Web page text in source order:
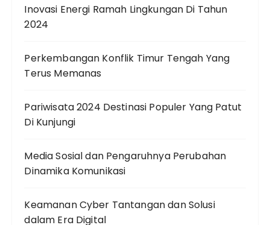
Inovasi Energi Ramah Lingkungan Di Tahun
2024
Perkembangan Konflik Timur Tengah Yang
Terus Memanas
Pariwisata 2024 Destinasi Populer Yang Patut
Di Kunjungi
Media Sosial dan Pengaruhnya Perubahan
Dinamika Komunikasi
Keamanan Cyber Tantangan dan Solusi
dalam Era Digital